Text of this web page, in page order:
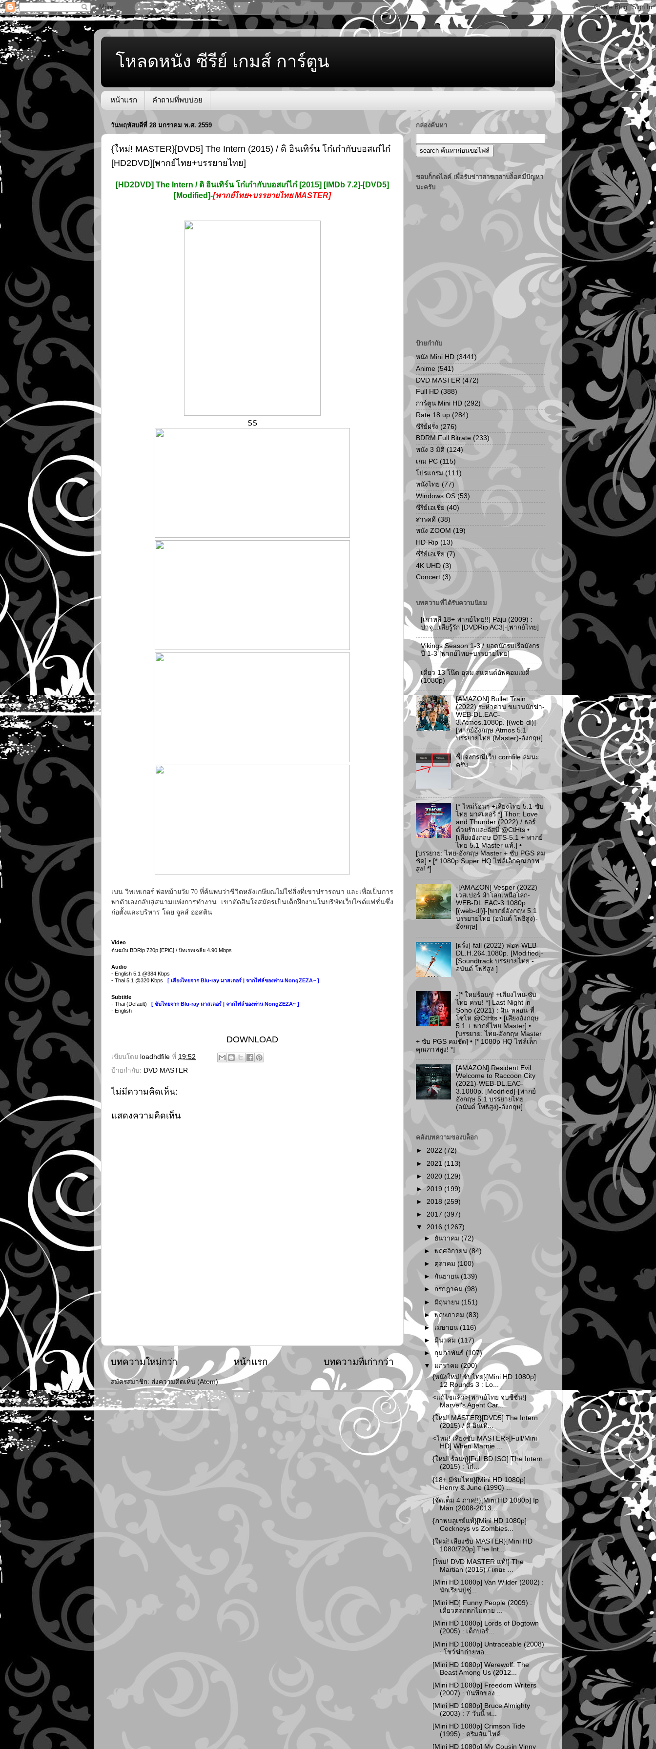
โหลดหนัง ซีรีย์ เกมส์ การ์ตูน
หน้าแรก คำถามที่พบบ่อย
วันพฤหัสบดีที่ 28 มกราคม พ.ศ. 2559
{ใหม่! MASTER}[DVD5] The Intern (2015) / ดิ อินเทิร์น โก๋เก๋ากับบอสเก๋ไก๋
[HD2DVD][พากย์ไทย+บรรยายไทย]
[HD2DVD] The Intern / ดิ อินเทิร์น โก๋เก๋ากับบอสเก๋ไก๋ [2015] [IMDb 7.2]-[DVD5]
[Modified]-[พากย์ไทย+บรรยายไทย MASTER]
SS
เบน วิทเทเกอร์ พ่อหม้ายวัย 70 ที่ค้นพบว่าชีวิตหลังเกษียณไม่ใช่สิ่งที่เขาปรารถนา และเพื่อเป็นการ
พาตัวเองกลับสู่สนามแห่งการทำงาน เขาตัดสินใจสมัครเป็นเด็กฝึกงานในบริษัทเว็บไซต์แฟชั่นซึ่ง
ก่อตั้งและบริหาร โดย จูลส์ ออสติน
Video
ต้นฉบับ BDRip 720p [EPiC] / บิทเรทเฉลี่ย 4.90 Mbps
Audio
- English 5.1 @384 Kbps
- Thai 5.1 @320 Kbps [ เสียงไทยจาก Blu-ray มาสเตอร์ | จากไฟล์ของท่าน NongZEZA~ ]
Subtitle
- Thai (Default) [ ซับไทยจาก Blu-ray มาสเตอร์ | จากไฟล์ของท่าน NongZEZA~ ]
- English
DOWNLOAD
เขียนโดย loadhdfile ที่ 19:52
ป้ายกำกับ: DVD MASTER
ไม่มีความคิดเห็น:
แสดงความคิดเห็น
บทความใหม่กว่า บทความที่เก่ากว่า
หน้าแรก
สมัครสมาชิก: ส่งความคิดเห็น (Atom)
กล่องค้นหา
ชอบก็กดไลค์ เพื่อรับข่าวสารเวลาบล็อคมีปัญหา
นะครับ
ป้ายกำกับ
หนัง Mini HD (3441)
Anime (541)
DVD MASTER (472)
Full HD (388)
การ์ตูน Mini HD (292)
Rate 18 up (284)
ซีรีย์ฝรั่ง (276)
BDRM Full Bitrate (233)
หนัง 3 มิติ (124)
เกม PC (115)
โปรแกรม (111)
หนังไทย (77)
Windows OS (53)
ซีรีย์เอเชีย (40)
สารคดี (38)
หนัง ZOOM (19)
HD-Rip (13)
ซี่รี่ย์เอเชีย (7)
4K UHD (3)
Concert (3)
บทความที่ได้รับความนิยม
[เกาหลี 18+ พากย์ไทย!!] Paju (2009) :
ปาจู...เสียรู้รัก [DVDRip AC3]-[พากย์ไทย]
Vikings Season 1-3 / ยอดนักรบเรือมังกร
ปี 1-3 [พากย์ไทย+บรรยายไทย]
เดี่ยว 13 โน๊ต อุดม สแตนด์อัพคอมเมดี้
(1080p)
[AMAZON] Bullet Train
(2022) ระห่ำด่วน ขบวนนักฆ่า-
WEB-DL.EAC-
3.Atmos.1080p. [(web-dl)]-
[พากย์อังกฤษ Atmos 5.1
บรรยายไทย (Master)-อังกฤษ]
ชี้แจงกรณีเว็บ cornfile ล่มนะ
ครับ
[* ใหม่ร้อนๆ +เสียงไทย 5.1-ซับ
ไทย มาสเตอร์ *] Thor: Love
and Thunder (2022) / ธอร์:
ด้วยรักและอัสนี @CtHts •
[เสียงอังกฤษ DTS-5.1 + พากย์
ไทย 5.1 Master แท้.] •
[บรรยาย: ไทย-อังกฤษ Master + ซับ PGS คม
ชัด] • [* 1080p Super HQ ไฟล์เล็กคุณภาพ
สูง! *]
-[AMAZON] Vesper (2022)
เวสเปอร์ ฝ่าโลกเหนือโลก-
WEB-DL.EAC-3.1080p.
[(web-dl)]-[พากย์อังกฤษ 5.1
บรรยายไทย (อนันต์ โพธิสูง)-
อังกฤษ]
[ฝรั่ง]-fall (2022) ฟอล-WEB-
DL.H.264.1080p. [Modified]-
[Soundtrack บรรยายไทย -
อนันต์ โพธิสูง ]
-[* ใหม่ร้อนๆ! +เสียงไทย-ซับ
ไทย ครบ! *] Last Night in
Soho (2021) : ฝัน-หลอน-ที่
โซโห @CtHts • [เสียงอังกฤษ
5.1 + พากย์ไทย Master] •
[บรรยาย: ไทย-อังกฤษ Master
+ ซับ PGS คมชัด] • [* 1080p HQ ไฟล์เล็ก
คุณภาพสูง! *]
[AMAZON] Resident Evil:
Welcome to Raccoon City
(2021)-WEB-DL.EAC-
3.1080p. [Modified]-[พากย์
อังกฤษ 5.1 บรรยายไทย
(อนันต์ โพธิสูง)-อังกฤษ]
คลังบทความของบล็อก
► 2022 (72)
► 2021 (113)
► 2020 (129)
► 2019 (199)
► 2018 (259)
► 2017 (397)
▼ 2016 (1267)
► ธันวาคม (72)
►พฤศจิกายน (84)
► ตุลาคม (100)
►กันยายน (139)
► กรกฎาคม(98)
►มิถุนายน (151)
►พฤษภาคม (83)
► เมษายน(116)
►มีนาคม (117)
► กุมภาพันธ์ (107)
▼มกราคม (200)
{หนังใหม่! ซับไทย}[Mini HD 1080p]
12 Rounds 3 : Lo...
<แก้ไขแล้ว>{พากย์ไทย จบซีซั่น!}
Marvel's Agent Car...
{ใหม่! MASTER}[DVD5] The Intern
(2015) / ดิ อินเทิ...
<ใหม่! เสียงซับ MASTER>[Full/Mini
HD] When Marnie ...
{ใหม่! ร้อนๆ}[Full BD ISO] The Intern
(2015) : โก๋...
{18+ มีซับไทย}[Mini HD 1080p]
Henry & June (1990) ...
{จัดเต็ม 4 ภาค!!}[Mini HD 1080p] Ip
Man (2008-2013...
{ภาพบลูเรย์แท้}[Mini HD 1080p]
Cockneys vs Zombies...
{ใหม่! เสียงซับ MASTER}[Mini HD
1080/720p] The Int...
[ใหม่! DVD MASTER แท้!] The
Martian (2015) / เดอะ ...
[Mini HD 1080p] Van Wilder (2002) :
นักเรียนปู่ซู่...
[Mini HD] Funny People (2009) :
เดี่ยวตลกตกไม่ตาย ...
[Mini HD 1080p] Lords of Dogtown
(2005) : เด็กบอร์...
[Mini HD 1080p] Untraceable (2008)
: โชว์ฆ่าถ่ายทอ...
[Mini HD 1080p] Werewolf: The
Beast Among Us (2012...
[Mini HD 1080p] Freedom Writers
(2007) : บันทึกของ...
[Mini HD 1080p] Bruce Almighty
(2003) : 7 วันนี้ พ...
[Mini HD 1080p] Crimson Tide
(1995) : คริมสัน ไทด์...
[Mini HD 1080p] My Cousin Vinny